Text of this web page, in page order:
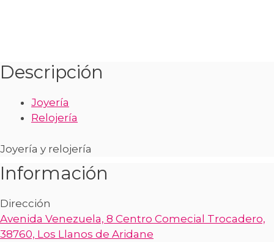
Descripción
Joyería
Relojería
Joyería y relojería
Información
Dirección
Avenida Venezuela, 8 Centro Comecial Trocadero,
38760, Los Llanos de Aridane